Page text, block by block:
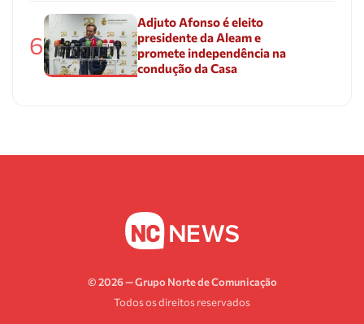
6
Adjuto Afonso é eleito
presidente da Aleam e
promete independência na
condução da Casa
© 2026 — Grupo Norte de Comunicação
Todos os direitos reservados